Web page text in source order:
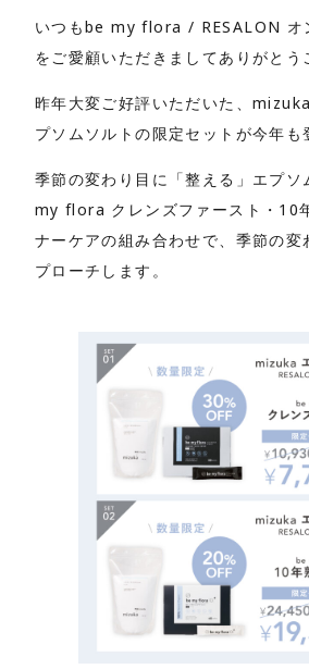
いつもbe my flora / RESALON オ
をご愛顧いただきましてありがとう
昨年大変ご好評いただいた、
プソムソルトの限定セットが今年も
季節の変わり目に「整える」エプソ
my flora クレンズファースト・10
ナーケアの組み合わせで、季節の変
プローチします。